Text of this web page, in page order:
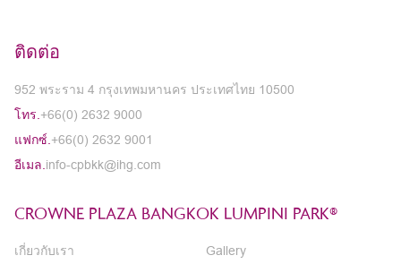
ติดต่อ
952 พระราม 4 กรุงเทพมหานคร ประเทศไทย 10500
โทร. +66(0) 2632 9000
แฟกซ์. +66(0) 2632 9001
อีเมล. info-cpbkk@ihg.com
CROWNE PLAZA BANGKOK LUMPINI PARK®
เกี่ยวกับเรา
Gallery